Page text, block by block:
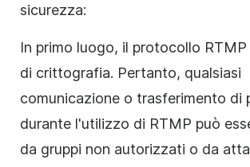
sicurezza:
In primo luogo, il protocollo
di crittografia. Pertanto, qualsiasi
comunicazione o trasferimento di
durante l'utilizzo di RTMP può
da gruppi non autorizzati o da